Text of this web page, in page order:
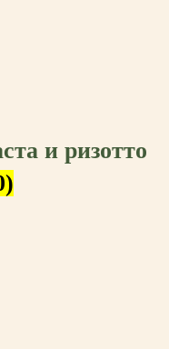
и ризотто